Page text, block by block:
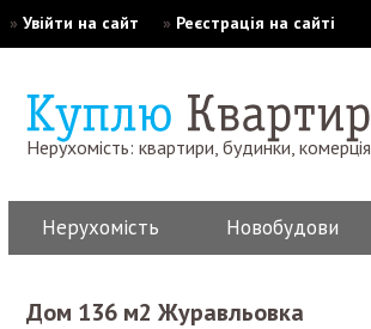
» Увійти на сайт » Реєстрація на сайті
Нерухомість: квартири, будинки, комерція
Нерухомість Новобудови
Дом 136 м2 Журавльовка